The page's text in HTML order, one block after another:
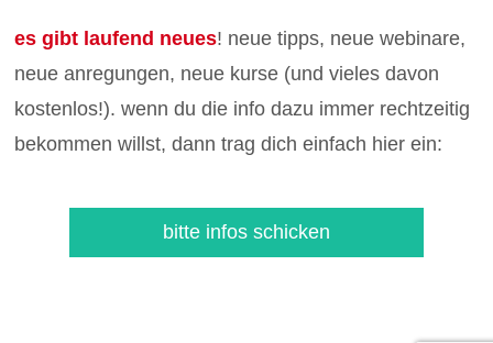
es gibt laufend neues! neue tipps, neue webinare,
neue anregungen, neue kurse (und vieles davon
kostenlos!). wenn du die info dazu immer rechtzeitig
bekommen willst, dann trag dich einfach hier ein:
bitte infos schicken